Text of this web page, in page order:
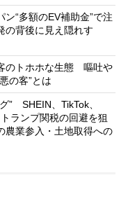
ン“多額のEV補助金”で注
背後に見え隠れす
のトホホな生態 嘔吐や
の客”とは
” SHEIN、TikTok、
ランプ関税の回避を狙
業参入・土地取得への